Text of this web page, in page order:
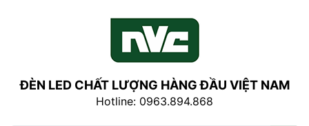
ĐÈN LED CHẤT LƯỢNG HÀNG ĐẦU VIỆT NAM
Hotline: 0963.894.868